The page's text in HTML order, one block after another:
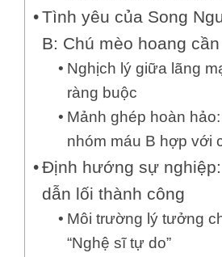
Tình yêu của Song
B: Chú mèo hoang
Nghịch lý giữa lãng
ràng buộc
Mảnh ghép hoàn
nhóm máu B hợp với
Định hướng sự
dẫn lối thành công
Môi trường lý tưởng
“Nghệ sĩ tự do”